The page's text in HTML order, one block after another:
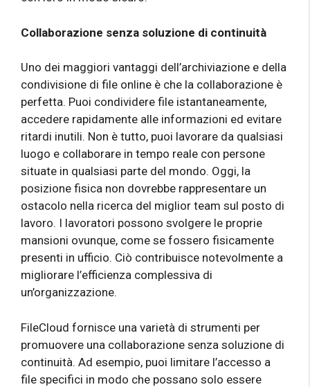
Collaborazione senza soluzione di continuità
Uno dei maggiori vantaggi dell’archiviazione e della
condivisione di file online è che la collaborazione è
perfetta. Puoi condividere file istantaneamente,
accedere rapidamente alle informazioni ed evitare
ritardi inutili. Non è tutto, puoi lavorare da qualsiasi
luogo e collaborare in tempo reale con persone
situate in qualsiasi parte del mondo. Oggi, la
posizione fisica non dovrebbe rappresentare un
ostacolo nella ricerca del miglior team sul posto di
lavoro. I lavoratori possono svolgere le proprie
mansioni ovunque, come se fossero fisicamente
presenti in ufficio. Ciò contribuisce notevolmente a
migliorare l’efficienza complessiva di
un’organizzazione.
FileCloud fornisce una varietà di strumenti per
promuovere una collaborazione senza soluzione di
continuità. Ad esempio, puoi limitare l’accesso a
file specifici in modo che possano solo essere